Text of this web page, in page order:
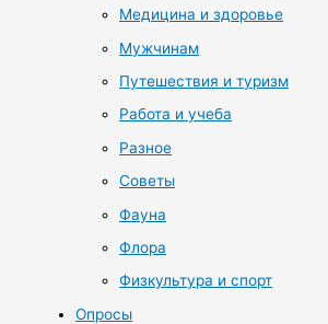
Медицина и здоровье
Мужчинам
Путешествия и туризм
Работа и учеба
Разное
Советы
Фауна
Флора
Физкультура и спорт
Опросы